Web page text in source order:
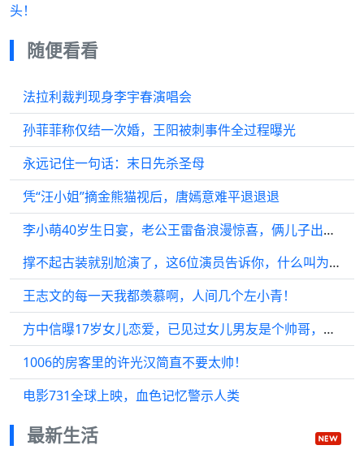
头！
随便看看
法拉利裁判现身李宇春演唱会
孙菲菲称仅结一次婚，王阳被刺事件全过程曝光
永远记住一句话：末日先杀圣母
凭“汪小姐”摘金熊猫视后，唐嫣意难平退退退
李小萌40岁生日宴，老公王雷备浪漫惊喜，俩儿子出镜被养得胖嘟嘟！
撑不起古装就别尬演了，这6位演员告诉你，什么叫为古装而生
王志文的每一天我都羡慕啊，人间几个左小青！
方中信曝17岁女儿恋爱，已见过女儿男友是个帅哥，笑称：不要忘记老爸
1006的房客里的许光汉简直不要太帅！
电影731全球上映，血色记忆警示人类
最新生活